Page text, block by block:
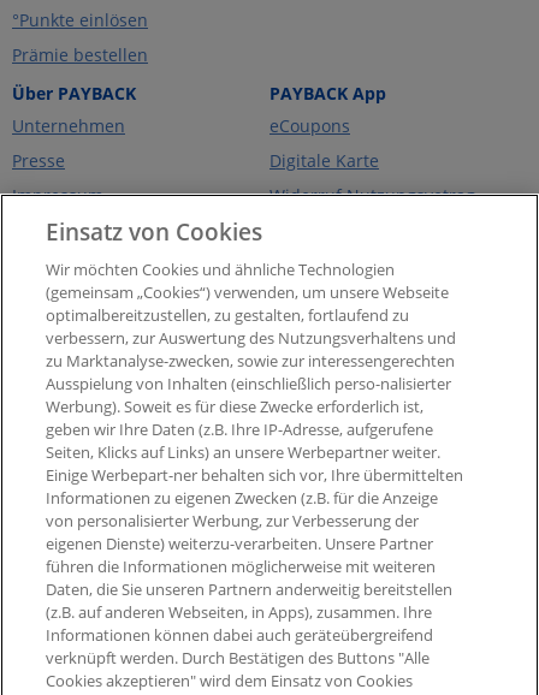
°Punkte einlösen
Prämie bestellen
Über PAYBACK
Unternehmen
Presse
Impressum
Barrierefreiheit
PAYBACK App
eCoupons
Digitale Karte
Widerruf Nutzungsvetrag
PAYBACK Programm
Newsletter
Aktueller °Punktestand
Extra-°Punkte, Angebote &
mehr
Einsatz von Cookies
Wir möchten Cookies und ähnliche Technologien
(gemeinsam „Cookies“) verwenden, um unsere Webseite
optimalbereitzustellen, zu gestalten, fortlaufend zu
verbessern, zur Auswertung des Nutzungsverhaltens und
zu Marktanalyse-zwecken, sowie zur interessengerechten
Ausspielung von Inhalten (einschließlich perso-nalisierter
Werbung). Soweit es für diese Zwecke erforderlich ist,
geben wir Ihre Daten (z.B. Ihre IP-Adresse, aufgerufene
Seiten, Klicks auf Links) an unsere Werbepartner weiter.
Einige Werbepart-ner behalten sich vor, Ihre übermittelten
Informationen zu eigenen Zwecken (z.B. für die Anzeige
von personalisierter Werbung, zur Verbesserung der
eigenen Dienste) weiterzu-verarbeiten. Unsere Partner
führen die Informationen möglicherweise mit weiteren
Daten, die Sie unseren Partnern anderweitig bereitstellen
(z.B. auf anderen Webseiten, in Apps), zusammen. Ihre
Informationen können dabei auch geräteübergreifend
verknüpft werden. Durch Bestätigen des Buttons "Alle
Cookies akzeptieren" wird dem Einsatz von Cookies